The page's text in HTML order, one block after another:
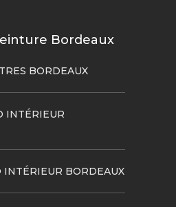
Bordeaux
BORDEAUX
INTÉRIEUR
INTÉRIEUR BORDEAUX